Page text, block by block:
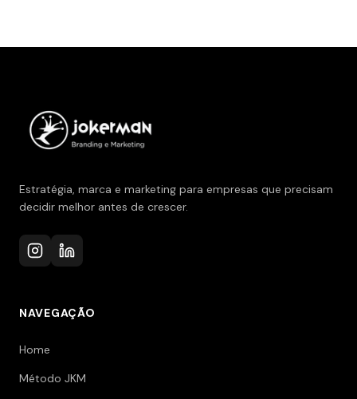
Estratégia, marca e marketing para empresas que precisam
decidir melhor antes de crescer.
NAVEGAÇÃO
Home
Método JKM